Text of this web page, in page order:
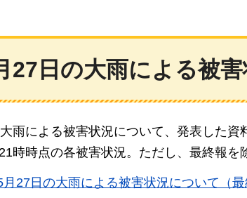
27日の大雨による被
雨による被害状況について、発表した
時時点の各被害状況。ただし、最終報を
27日の大雨による被害状況について（最